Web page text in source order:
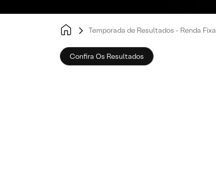
Temporada de Resultados - Renda Fixa
Confira Os Resultados